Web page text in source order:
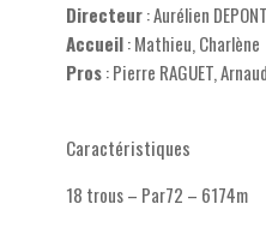
Directeur: Aurélien DEPONT
Accueil: Mathieu, Charlène
Pros: Pierre RAGUET,
Caractéristiques
18 trous – Par72 – 6174m